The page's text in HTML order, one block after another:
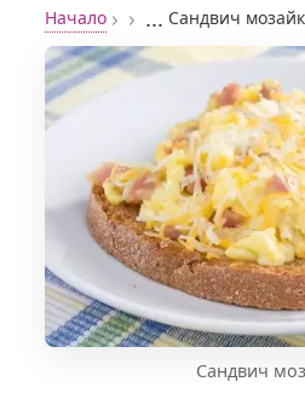
Начало › › ... Сандвич
Сандвич